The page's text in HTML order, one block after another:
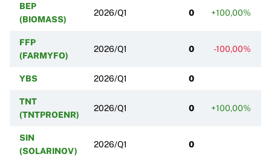
BEP
(BIOMASS)
2026/Q1 0 +100,00%
FFP
(FARMYFO)
2026/Q1 0 -100,00%
YBS 2026/Q1 0
TNT
(TNTPROENR)
2026/Q1 0 +100,00%
SIN
(SOLARINOV)
2026/Q1 0